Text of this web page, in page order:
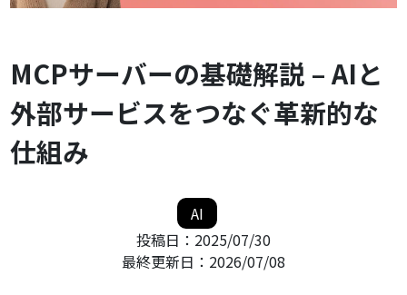
MCPサーバーの基礎解説 – AIと
外部サービスをつなぐ革新的な
仕組み
AI
投稿日： 2025/07/30
最終更新日： 2026/07/08